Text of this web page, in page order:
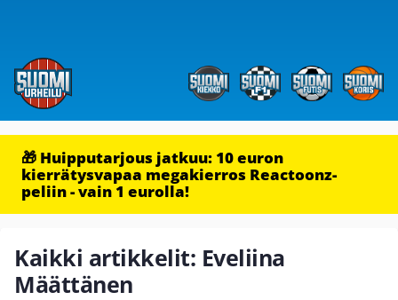
🎁 Huipputarjous jatkuu: 10 euron
kierrätysvapaa megakierros Reactoonz-
peliin - vain 1 eurolla!
Kaikki artikkelit: Eveliina
Määttänen